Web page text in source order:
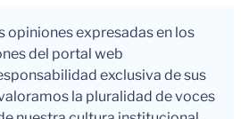
opiniones expresadas en los
del portal web
exclusiva de sus
la pluralidad de voces